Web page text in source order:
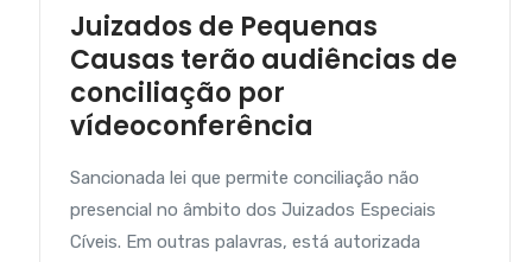
Juizados de Pequenas
Causas terão audiências de
conciliação por
vídeoconferência
Sancionada lei que permite conciliação não
presencial no âmbito dos Juizados Especiais
Cíveis. Em outras palavras, está autorizada